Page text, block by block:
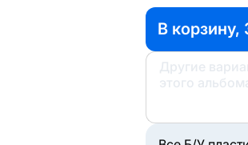
В корзину,
Другие
этого